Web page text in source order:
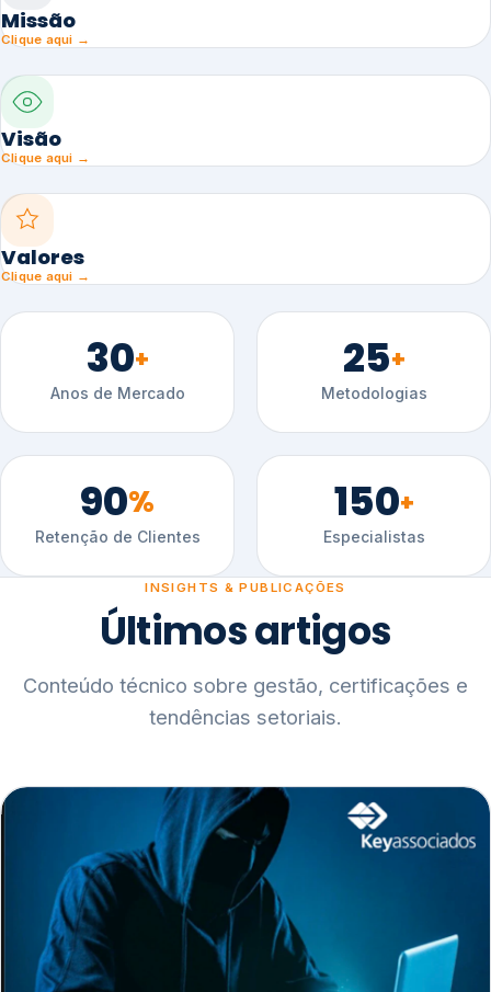
Missão
Clique aqui →
Visão
Clique aqui →
Valores
Clique aqui →
30+
Anos de Mercado
25+
Metodologias
90%
Retenção de Clientes
150+
Especialistas
INSIGHTS & PUBLICAÇÕES
Últimos artigos
Conteúdo técnico sobre gestão, certificações e
tendências setoriais.